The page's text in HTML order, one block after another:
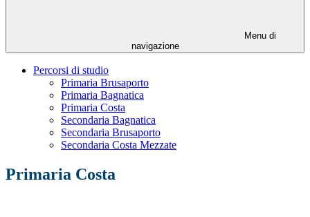
Menu di
navigazione
Percorsi di studio
Primaria Brusaporto
Primaria Bagnatica
Primaria Costa
Secondaria Bagnatica
Secondaria Brusaporto
Secondaria Costa Mezzate
Primaria Costa